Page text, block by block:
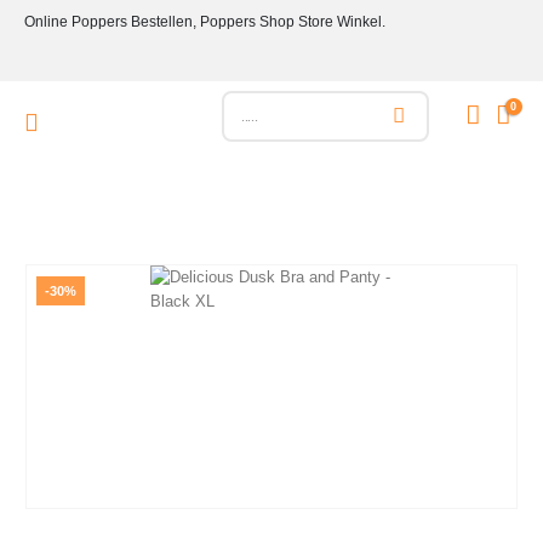
Online Poppers Bestellen, Poppers Shop Store Winkel.
0
-30%